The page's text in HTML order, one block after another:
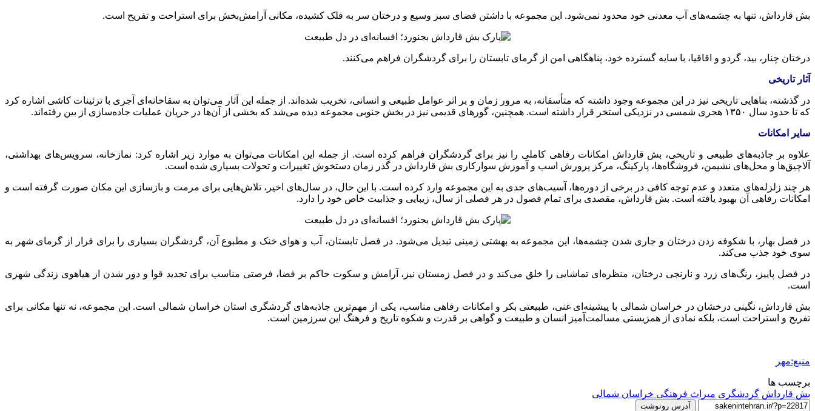
بش قارداش، تنها به چشمه‌های آب معدنی خود محدود نمی‌شود. این مجموعه با داشتن فضای سبز وسیع و درختان سر به فلک کشیده، مکانی آرامش‌بخش برای استراحت و تفریح است.
درختان چنار، بید، گردو و اقاقیا، با سایه گسترده خود، پناهگاهی امن از گرمای تابستان را برای گردشگران فراهم می‌کنند.
آثار تاریخی
در گذشته، بناهایی تاریخی نیز در این مجموعه وجود داشته که متأسفانه، به مرور زمان و بر اثر عوامل طبیعی و انسانی، تخریب شده‌اند. از جمله این آثار می‌توان به سقاخانه‌ای آجری با تزئینات کاشی اشاره کرد
که تا حدود سال ۱۳۵۰ هجری شمسی در نزدیکی استخر قرار داشته است. همچنین، گورهای قدیمی نیز در بخش جنوبی مجموعه دیده می‌شد که بخشی از آن‌ها در جریان عملیات جاده‌سازی از بین رفته‌اند.
سایر امکانات
علاوه بر جاذبه‌های طبیعی و تاریخی، بش قارداش امکانات رفاهی کاملی را نیز برای گردشگران فراهم کرده است. از جمله این امکانات می‌توان به موارد زیر اشاره کرد: نمازخانه، سرویس‌های بهداشتی،
آلاچیق‌ها و محل‌های نشیمن، فروشگاه‌ها، پارکینگ، مرکز پرورش اسب و آموزش سوارکاری بش قارداش در گذر زمان دستخوش تغییرات و تحولات بسیاری شده است.
هر چند زلزله‌های متعدد و عدم توجه کافی در برخی از دوره‌ها، آسیب‌های جدی به این مجموعه وارد کرده است. با این حال، در سال‌های اخیر، تلاش‌هایی برای مرمت و بازسازی این مکان صورت گرفته است و
امکانات رفاهی آن بهبود یافته است. بش قارداش، مقصدی برای تمام فصول در هر فصلی از سال، زیبایی و جذابیت خاص خود را دارد.
در فصل بهار، با شکوفه زدن درختان و جاری شدن چشمه‌ها، این مجموعه به بهشتی زمینی تبدیل می‌شود. در فصل تابستان، آب و هوای خنک و مطبوع آن، گردشگران بسیاری را برای فرار از گرمای شهر به
سوی خود جذب می‌کند.
در فصل پاییز، رنگ‌های زرد و نارنجی درختان، منظره‌ای تماشایی را خلق می‌کند و در فصل زمستان نیز، آرامش و سکوت حاکم بر فضا، فرصتی مناسب برای تجدید قوا و دور شدن از هیاهوی زندگی شهری
است.
بش قارداش، نگینی درخشان در خراسان شمالی با پیشینه‌ای غنی، طبیعتی بکر و امکانات رفاهی مناسب، یکی از مهم‌ترین جاذبه‌های گردشگری استان خراسان شمالی است. این مجموعه، نه تنها مکانی برای
تفریح و استراحت است، بلکه نمادی از همزیستی مسالمت‌آمیز انسان و طبیعت و گواهی بر قدرت و شکوه تاریخ و فرهنگ این سرزمین است.
منبع:مهر
برچسب ها
بش قارداش گردشگری میراث فرهنگی خراسان شمالی
آدرس رونوشت